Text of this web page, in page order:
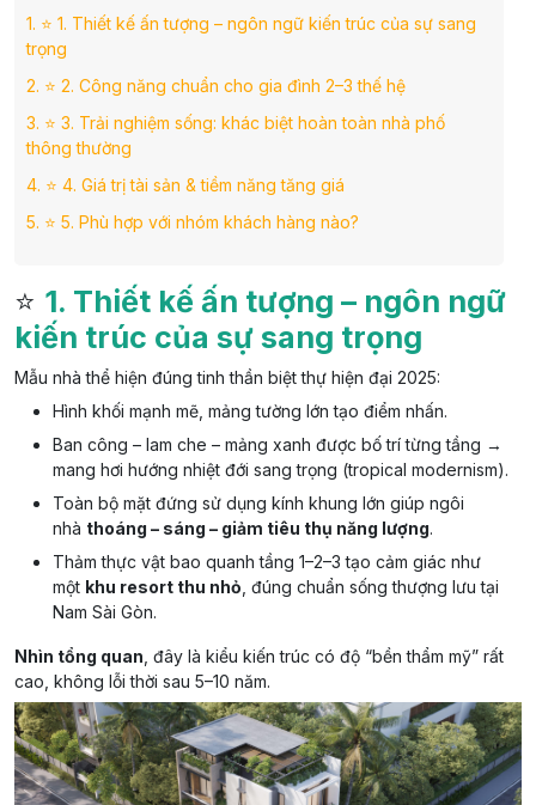
1. ⭐ 1. Thiết kế ấn tượng – ngôn ngữ kiến trúc của sự sang
trọng
2. ⭐ 2. Công năng chuẩn cho gia đình 2–3 thế hệ
3. ⭐ 3. Trải nghiệm sống: khác biệt hoàn toàn nhà phố
thông thường
4. ⭐ 4. Giá trị tài sản & tiềm năng tăng giá
5. ⭐ 5. Phù hợp với nhóm khách hàng nào?
⭐ 1. Thiết kế ấn tượng – ngôn ngữ
kiến trúc của sự sang trọng
Mẫu nhà thể hiện đúng tinh thần biệt thự hiện đại 2025:
Hình khối mạnh mẽ, mảng tường lớn tạo điểm nhấn.
Ban công – lam che – mảng xanh được bố trí từng tầng →
mang hơi hướng nhiệt đới sang trọng (tropical modernism).
Toàn bộ mặt đứng sử dụng kính khung lớn giúp ngôi
nhà thoáng – sáng – giảm tiêu thụ năng lượng.
Thảm thực vật bao quanh tầng 1–2–3 tạo cảm giác như
một khu resort thu nhỏ , đúng chuẩn sống thượng lưu tại
Nam Sài Gòn.
Nhìn tổng quan , đây là kiểu kiến trúc có độ “bền thẩm mỹ” rất
cao, không lỗi thời sau 5–10 năm.